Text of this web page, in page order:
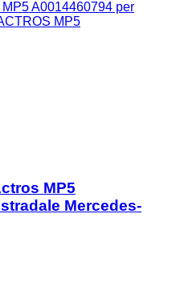
MP5
Mercedes-